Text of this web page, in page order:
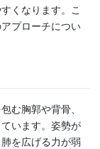
くなります。こ
プローチについ
む胸郭や背骨、
います。姿勢が
を広げる力が弱